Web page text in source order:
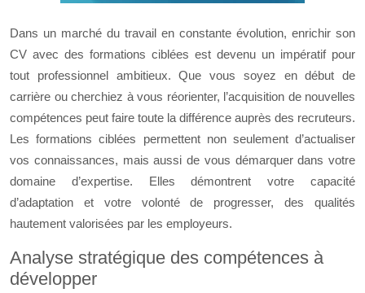
Dans un marché du travail en constante évolution, enrichir son
CV avec des formations ciblées est devenu un impératif pour
tout professionnel ambitieux. Que vous soyez en début de
carrière ou cherchiez à vous réorienter, l’acquisition de nouvelles
compétences peut faire toute la différence auprès des recruteurs.
Les formations ciblées permettent non seulement d’actualiser
vos connaissances, mais aussi de vous démarquer dans votre
domaine d’expertise. Elles démontrent votre capacité
d’adaptation et votre volonté de progresser, des qualités
hautement valorisées par les employeurs.
Analyse stratégique des compétences à
développer